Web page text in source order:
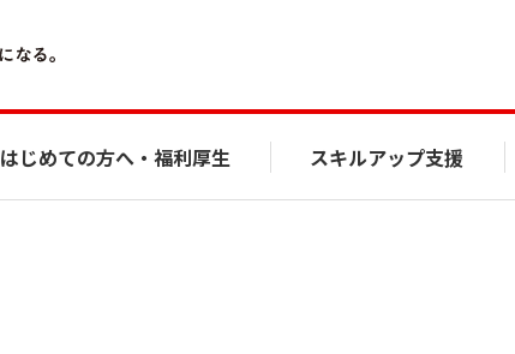
はじめての方へ・福利厚生 スキルアップ支援